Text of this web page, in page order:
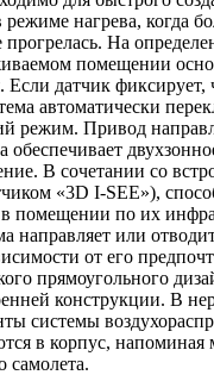
нагрева, когда
На
помещении
Если датчик
автоматически
режим. Привод
обеспечивает
В сочетании со
«3D I-SEE»),
помещении по их
направляет или
от его
прямоугольного
конструкции. В
системы
в корпус, напоминая
самолета.